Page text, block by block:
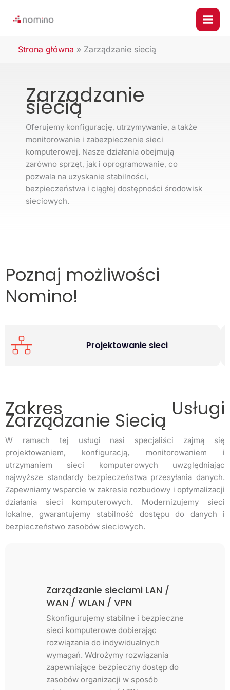
Strona główna » Zarządzanie siecią
Zarządzanie
siecią
Oferujemy konfigurację, utrzymywanie, a także
monitorowanie i zabezpieczenie sieci
komputerowej. Nasze działania obejmują
zarówno sprzęt, jak i oprogramowanie, co
pozwala na uzyskanie stabilności,
bezpieczeństwa i ciągłej dostępności środowisk
sieciowych.
Poznaj możliwości
Nomino!
Dedykowane zabezpieczenia
Zakres Usługi
Zarządzanie Siecią
W ramach tej usługi nasi specjaliści zajmą się
projektowaniem, konfiguracją, monitorowaniem i
utrzymaniem sieci komputerowych uwzględniając
najwyższe standardy bezpieczeństwa przesyłania danych.
Zapewniamy wsparcie w zakresie rozbudowy i optymalizacji
działania sieci komputerowych. Modernizujemy sieci
lokalne, gwarantujemy stabilność dostępu do danych i
bezpieczeństwo zasobów sieciowych.
Projektowanie i budowa sieci
Oferujemy wsparcie w zakresie
budowy i optymalizacji infrastruktury
sieciowej. Zaprojektujemy, wdrożymy
i skonfigurujemy infrastrukturę
sieciową dobierając odpowiedni
sprzęt i oprogramowanie.